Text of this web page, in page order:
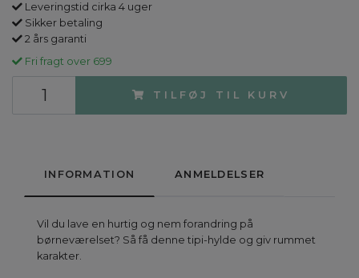
Leveringstid cirka 4 uger
Sikker betaling
2 års garanti
Fri fragt over 699
TILFØJ TIL KURV
INFORMATION ANMELDELSER
Vil du lave en hurtig og nem forandring på
børneværelset? Så få denne tipi-hylde og giv rummet
karakter.